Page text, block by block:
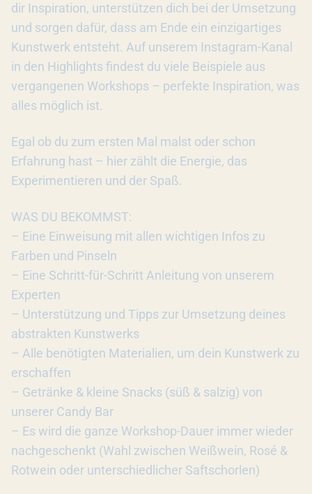
dir Inspiration, unterstützen dich bei der Umsetzung
und sorgen dafür, dass am Ende ein einzigartiges
Kunstwerk entsteht. Auf unserem Instagram-Kanal
in den Highlights findest du viele Beispiele aus
vergangenen Workshops – perfekte Inspiration, was
alles möglich ist.
Egal ob du zum ersten Mal malst oder schon
Erfahrung hast – hier zählt die Energie, das
Experimentieren und der Spaß.
WAS DU BEKOMMST:
– Eine Einweisung mit allen wichtigen Infos zu
Farben und Pinseln
– Eine Schritt-für-Schritt Anleitung von unserem
Experten
– Unterstützung und Tipps zur Umsetzung deines
abstrakten Kunstwerks
– Alle benötigten Materialien, um dein Kunstwerk zu
erschaffen
– Getränke & kleine Snacks (süß & salzig) von
unserer Candy Bar
– Es wird die ganze Workshop-Dauer immer wieder
nachgeschenkt (Wahl zwischen Weißwein, Rosé &
Rotwein oder unterschiedlicher Saftschorlen)